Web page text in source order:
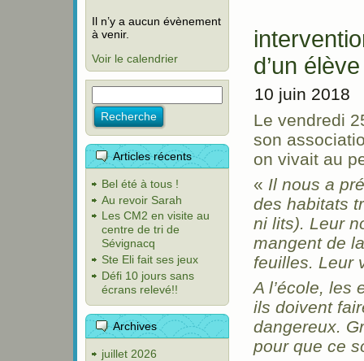
Il n’y a aucun évènement
à venir.
Voir le calendrier
Articles récents
Bel été à tous !
Au revoir Sarah
Les CM2 en visite au
centre de tri de
Sévignacq
Ste Eli fait ses jeux
Défi 10 jours sans
écrans relevé!!
Archives
juillet 2026
d’un élève
10 juin 2018
Le vendredi
son
on vivait au
« Il nous a
des habitats
ni lits). Leur
mangent de
feuilles. Leur
A l’école, les
ils doivent
dangereux.
pour que ce